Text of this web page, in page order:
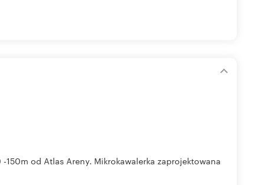
od Atlas Areny. Mikrokawalerka zaprojektowana